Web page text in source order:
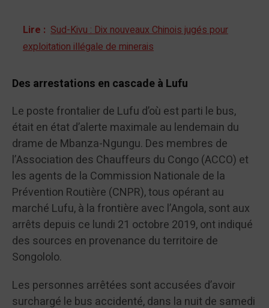
Lire : Sud-Kivu : Dix nouveaux Chinois jugés pour
exploitation illégale de minerais
Des arrestations en cascade à Lufu
Le poste frontalier de Lufu d’où est parti le bus,
était en état d’alerte maximale au lendemain du
drame de Mbanza-Ngungu. Des membres de
l’Association des Chauffeurs du Congo (ACCO) et
les agents de la Commission Nationale de la
Prévention Routière (CNPR), tous opérant au
marché Lufu, à la frontière avec l’Angola, sont aux
arrêts depuis ce lundi 21 octobre 2019, ont indiqué
des sources en provenance du territoire de
Songololo.
Les personnes arrêtées sont accusées d’avoir
surchargé le bus accidenté, dans la nuit de samedi